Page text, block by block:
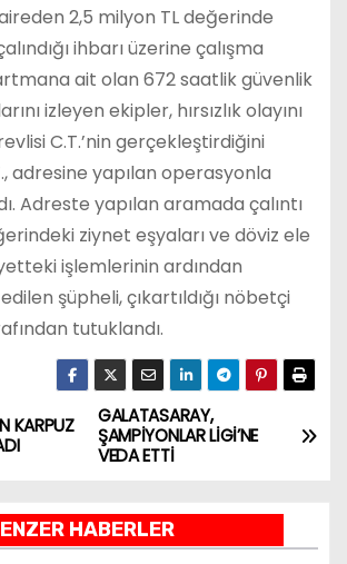
2,5 milyon TL değerinde
ihbarı üzerine çalışma
ait olan 672 saatlik güvenlik
izleyen ekipler, hırsızlık olayını
C.T.’nin gerçekleştirdiğini
adresine yapılan operasyonla
Adreste yapılan aramada çalıntı
ziynet eşyaları ve döviz ele
işlemlerinin ardından
şüpheli, çıkartıldığı nöbetçi
tutuklandı.
GALATASARAY,
ŞAMPİYONLAR LİGİ’NE
VEDA ETTİ
KARPUZ
HABERLER